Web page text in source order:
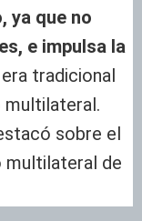
ya que no
e impulsa la
tradicional
multilateral.
sobre el
multilateral de